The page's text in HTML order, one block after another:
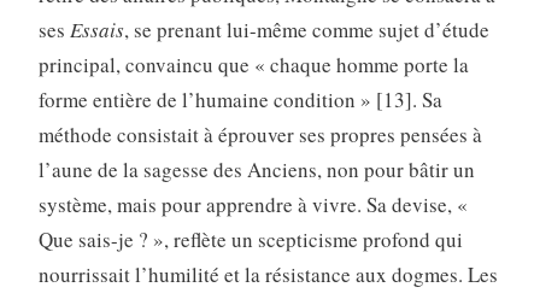
ses Essais, se prenant lui-même comme sujet d’étude
principal, convaincu que « chaque homme porte la
forme entière de l’humaine condition » [13]. Sa
méthode consistait à éprouver ses propres pensées à
l’aune de la sagesse des Anciens, non pour bâtir un
système, mais pour apprendre à vivre. Sa devise, «
Que sais-je ? », reflète un scepticisme profond qui
nourrissait l’humilité et la résistance aux dogmes. Les